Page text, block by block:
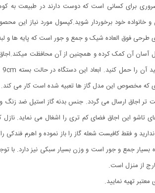
برای کسانی است که دوست دارند در طبیعت به
طرحی فوق العاده شیک و جمع و جور است که پایه ها و
آن کمک کرده و همچنین از آن محافظت میکند.اجاق
مخصوص این مدل گاز ها تعبیه شده است کار می کند.
اجاق ارسال می گردد. جنس بدنه گاز استیل ضد زنگ
این اجاق فضای کم تری را اشغال می نماید. نازل
و فقط کافیست شعله گاز را باز نموده و اهرم فندکی
جمع و جور است و وزن بسیار سبکی نیز دارد. با
از منزل است.
تهیه نمایید.